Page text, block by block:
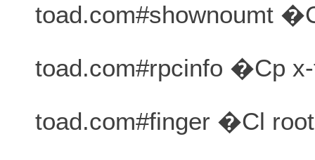
toad.com#shownoumt
toad.com#rpcinfo �Cp
toad.com#finger �Cl